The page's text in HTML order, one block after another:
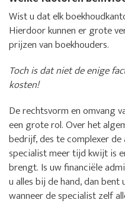
Wist u dat elk
Hierdoor kunnen er grote
prijzen van boekhouders.
Toch is dat niet de enige
kosten!
De rechtsvorm en omvang
een grote rol. Over het
bedrijf, des te complexer
specialist meer tijd kwijt is
brengt. Is uw financiële
u alles bij de hand, dan
wanneer de specialist zelf